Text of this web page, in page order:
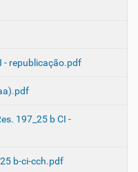
- republicação.pdf
197_25 b CI -
b-ci-cch.pdf